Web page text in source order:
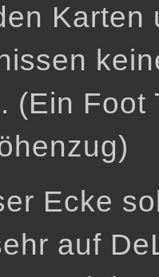
Karten
(Ein
Ecke
auf